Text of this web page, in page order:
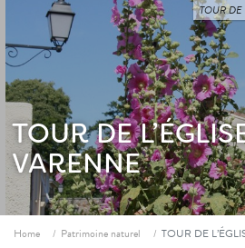
TOUR DE
VARENNE
TOUR
Fil d'ariane
Home Patrimoine naturel TOUR DE